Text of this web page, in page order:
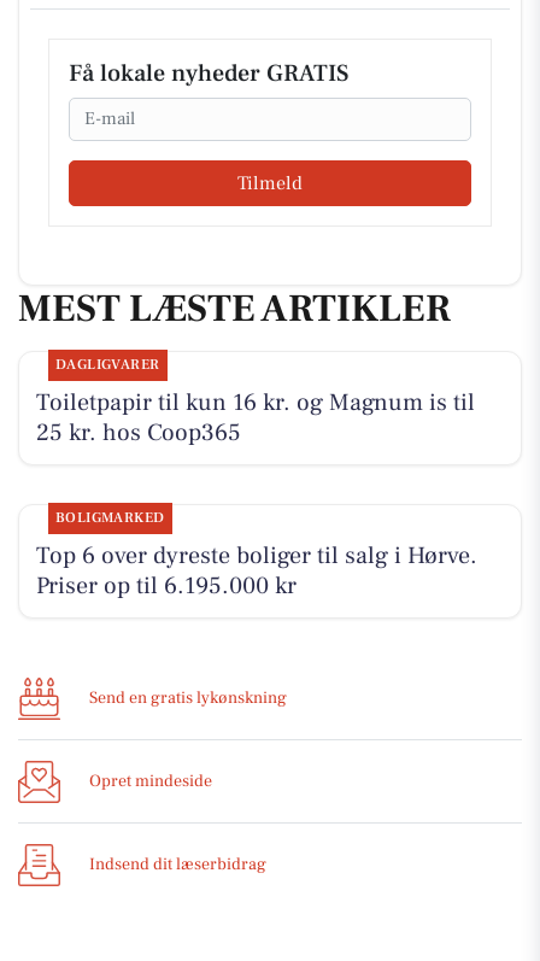
Få lokale nyheder GRATIS
Email
Tilmeld
MEST LÆSTE ARTIKLER
DAGLIGVARER
Toiletpapir til kun 16 kr. og Magnum is til
25 kr. hos Coop365
BOLIGMARKED
Top 6 over dyreste boliger til salg i Hørve.
Priser op til 6.195.000 kr
Send en gratis lykønskning
Opret mindeside
Indsend dit læserbidrag